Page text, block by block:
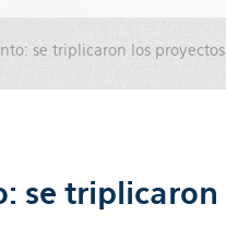
se triplicaron los
se